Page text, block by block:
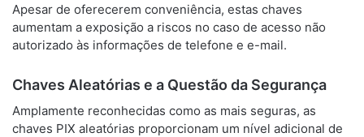
Apesar de oferecerem conveniência, estas chaves
aumentam a exposição a riscos no caso de acesso não
autorizado às informações de telefone e e-mail.
Chaves Aleatórias e a Questão da Segurança
Amplamente reconhecidas como as mais seguras, as
chaves PIX aleatórias proporcionam um nível adicional de